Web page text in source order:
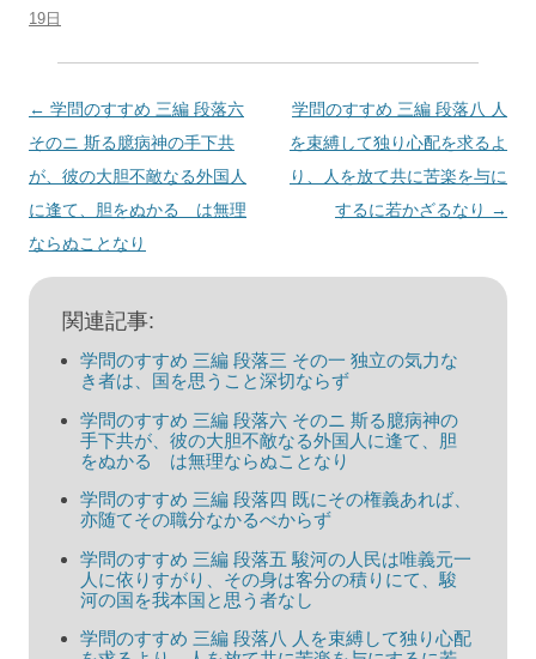
19日
投
稿
ナ
ビ
ゲ
ー
← 学問のすすめ 三編 段落六
そのニ 斯る臆病神の手下共
が、彼の大胆不敵なる外国人
に逢て、胆をぬかるゝは無理
ならぬことなり
学問のすすめ 三編 段落八 人
を束縛して独り心配を求るよ
り、人を放て共に苦楽を与に
するに若かざるなり →
関連記事:
学問のすすめ 三編 段落三 その一 独立の気力な
き者は、国を思うこと深切ならず
学問のすすめ 三編 段落六 そのニ 斯る臆病神の
手下共が、彼の大胆不敵なる外国人に逢て、胆
をぬかるゝは無理ならぬことなり
学問のすすめ 三編 段落四 既にその権義あれば、
亦随てその職分なかるべからず
学問のすすめ 三編 段落五 駿河の人民は唯義元一
人に依りすがり、その身は客分の積りにて、駿
河の国を我本国と思う者なし
学問のすすめ 三編 段落八 人を束縛して独り心配